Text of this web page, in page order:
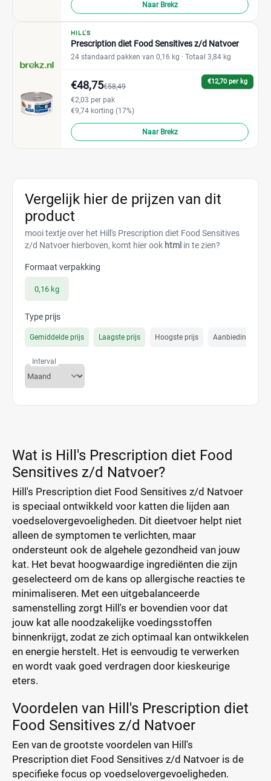
Naar Brekz
HILL'S
Prescription diet Food Sensitives z/d Natvoer
24 standaard pakken van 0,16 kg · Totaal 3,84 kg
€12,70 per kg
€48,75€58,49
€2,03 per pak
€9,74 korting (17%)
Naar Brekz
Vergelijk hier de prijzen van dit
product
mooi textje over het Hill's Prescription diet Food Sensitives
z/d Natvoer hierboven, komt hier ook html in te zien?
Formaat verpakking
0,16 kg
Type prijs
Gemiddelde prijs Laagste prijs Hoogste prijs Aanbiedings prijs
Interval
Wat is Hill's Prescription diet Food
Sensitives z/d Natvoer?
Hill's Prescription diet Food Sensitives z/d Natvoer
is speciaal ontwikkeld voor katten die lijden aan
voedselovergevoeligheden. Dit dieetvoer helpt niet
alleen de symptomen te verlichten, maar
ondersteunt ook de algehele gezondheid van jouw
kat. Het bevat hoogwaardige ingrediënten die zijn
geselecteerd om de kans op allergische reacties te
minimaliseren. Met een uitgebalanceerde
samenstelling zorgt Hill's er bovendien voor dat
jouw kat alle noodzakelijke voedingsstoffen
binnenkrijgt, zodat ze zich optimaal kan ontwikkelen
en energie herstelt. Het is eenvoudig te verwerken
en wordt vaak goed verdragen door kieskeurige
eters.
Voordelen van Hill's Prescription diet
Food Sensitives z/d Natvoer
Een van de grootste voordelen van Hill's
Prescription diet Food Sensitives z/d Natvoer is de
specifieke focus op voedselovergevoeligheden.